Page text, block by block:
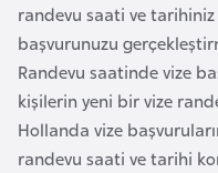
randevu saati ve
başvurunuzu
Randevu saatinde vize
kişilerin yeni bir vize
Hollanda vize
randevu saati ve tarihi
i
b
u
t
i